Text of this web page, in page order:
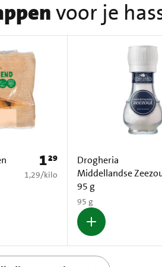
voor je
Prijs: € 1,29
129
€ 1,29 per kilo
1,29/kilo
Drogheria
Middellandse
95 g
95 g